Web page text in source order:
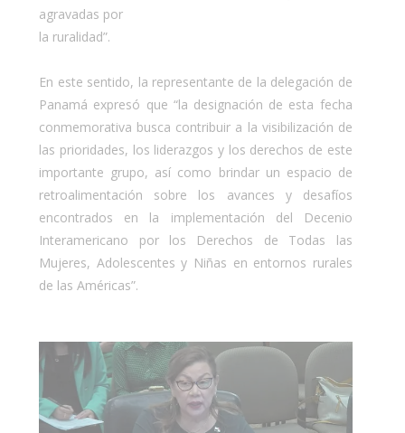
agravadas por
la ruralidad”.
En este sentido, la representante de la delegación de
Panamá expresó que “la designación de esta fecha
conmemorativa busca contribuir a la visibilización de
las prioridades, los liderazgos y los derechos de este
importante grupo, así como brindar un espacio de
retroalimentación sobre los avances y desafíos
encontrados en la implementación del Decenio
Interamericano por los Derechos de Todas las
Mujeres, Adolescentes y Niñas en entornos rurales
de las Américas”.